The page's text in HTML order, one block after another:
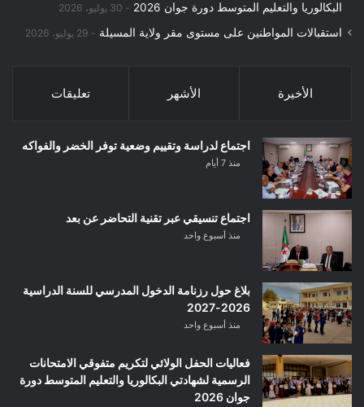
البكالوريا والتعليم المتوسط دورة جوان 2026
30 يوليو، 2026
استقبالات المواطنين على مستوى مقر ولاية المسيلة 29 يوليو، 2026
الأخيرة الأشهر تعليقات
اجتماع لدراسة وتقييم وضعية توفر الخضر والفواكه
منذ 7 أيام
اجتماع تنسيقي عبر تقنية التحاضر عن بعد
منذ أسبوع واحد
بلاغ حول رزنامة الدخول المدرسي للسنة الدراسية
2026-2027
منذ أسبوع واحد
فعاليات الحفل الولائي لتكريم متفوقي الامتحانات
الرسمية لشهادتي البكالوريا والتعليم المتوسط دورة
جوان 2026